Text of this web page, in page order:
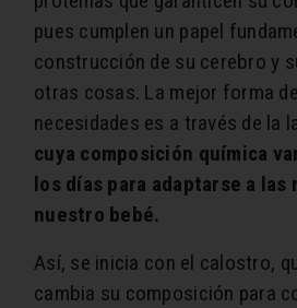
pues cumplen un papel
construcción de su cerebro y
otras cosas. La mejor forma
necesidades es a través de la
cuya composición química
los días para adaptarse a las
nuestro bebé.
Así, se inicia con el calostro,
cambia su composición para